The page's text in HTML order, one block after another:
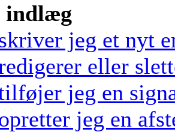
indlæg
jeg et nyt
eller
jeg en
jeg en